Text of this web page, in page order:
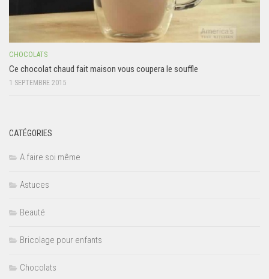
CHOCOLATS
Ce chocolat chaud fait maison vous coupera le souffle
1 SEPTEMBRE 2015
CATÉGORIES
A faire soi même
Astuces
Beauté
Bricolage pour enfants
Chocolats